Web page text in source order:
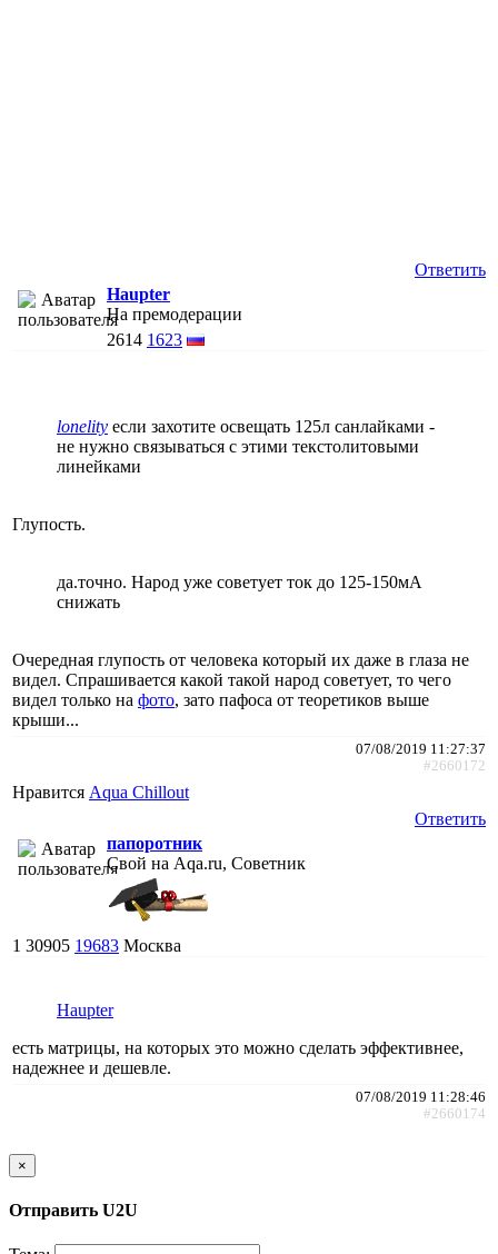
Ответить
Haupter
На премодерации
2614 1623
lonelity если захотите освещать 125л санлайками -
не нужно связываться с этими текстолитовыми
линейками
Глупость.
да.точно. Народ уже советует ток до 125-150мА
снижать
Очередная глупость от человека который их даже в глаза не
видел. Спрашивается какой такой народ советует, то чего
видел только на фото, зато пафоса от теоретиков выше
крыши...
07/08/2019 11:27:37
#2660172
Нравится Aqua Chillout
Ответить
папоротник
Свой на Aqa.ru, Советник
1 30905 19683 Москва
Haupter
есть матрицы, на которых это можно сделать эффективнее,
надежнее и дешевле.
07/08/2019 11:28:46
#2660174
×
Отправить U2U